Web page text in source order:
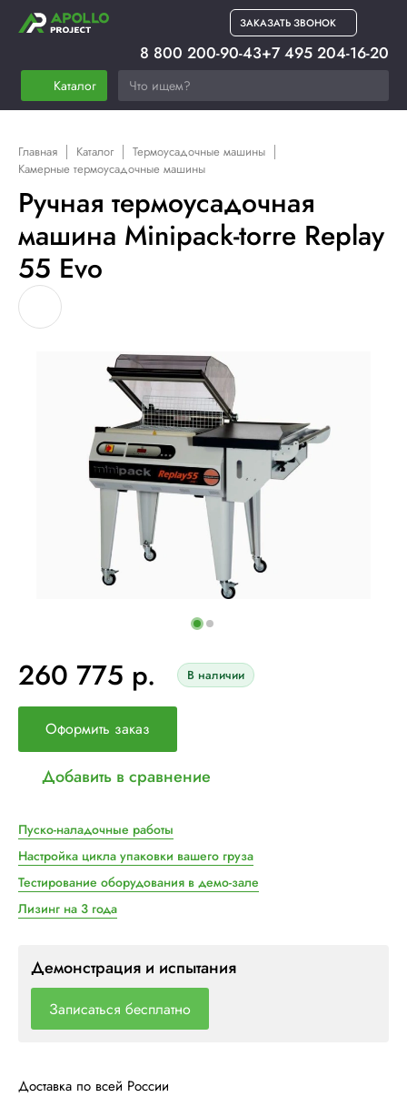
ЗАКАЗАТЬ ЗВОНОК
Каталог
8 800 200-90-43+7 495 204-16-20
Главная Каталог
Термоусадочные машины
Камерные термоусадочные машины
Ручная термоусадочная
машина Minipack-torre Replay
55 Evo
260 775 р. В наличии
Оформить заказ
Добавить в сравнение
Пуско-наладочные работы
Настройка цикла упаковки вашего груза
Тестирование оборудования в демо-зале
Лизинг на 3 года
Демонстрация и испытания
Записаться бесплатно
Доставка по всей России